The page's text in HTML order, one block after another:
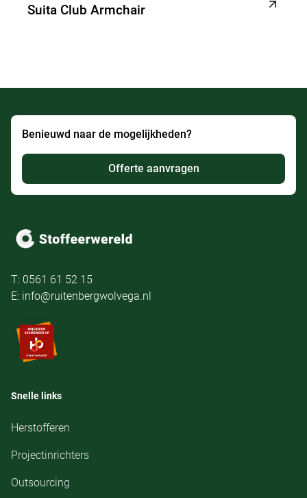
Suita Club Armchair
Benieuwd naar de mogelijkheden?
Offerte aanvragen
T: 0561 61 52 15
E: info@ruitenbergwolvega.nl
Snelle links
Herstofferen
Projectinrichters
Outsourcing